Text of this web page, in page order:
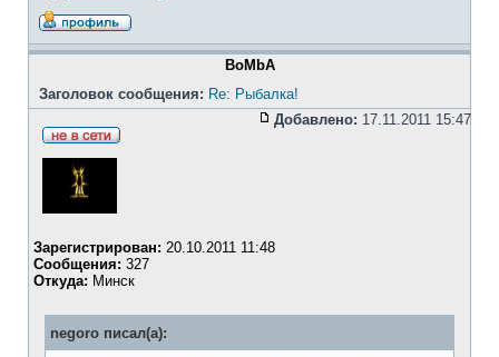
BoMbA
Заголовок сообщения: Re: Рыбалка!
Добавлено: 17.11.2011 15:47
Зарегистрирован: 20.10.2011 11:48
Сообщения: 327
Откуда: Минск
negoro писал(а):